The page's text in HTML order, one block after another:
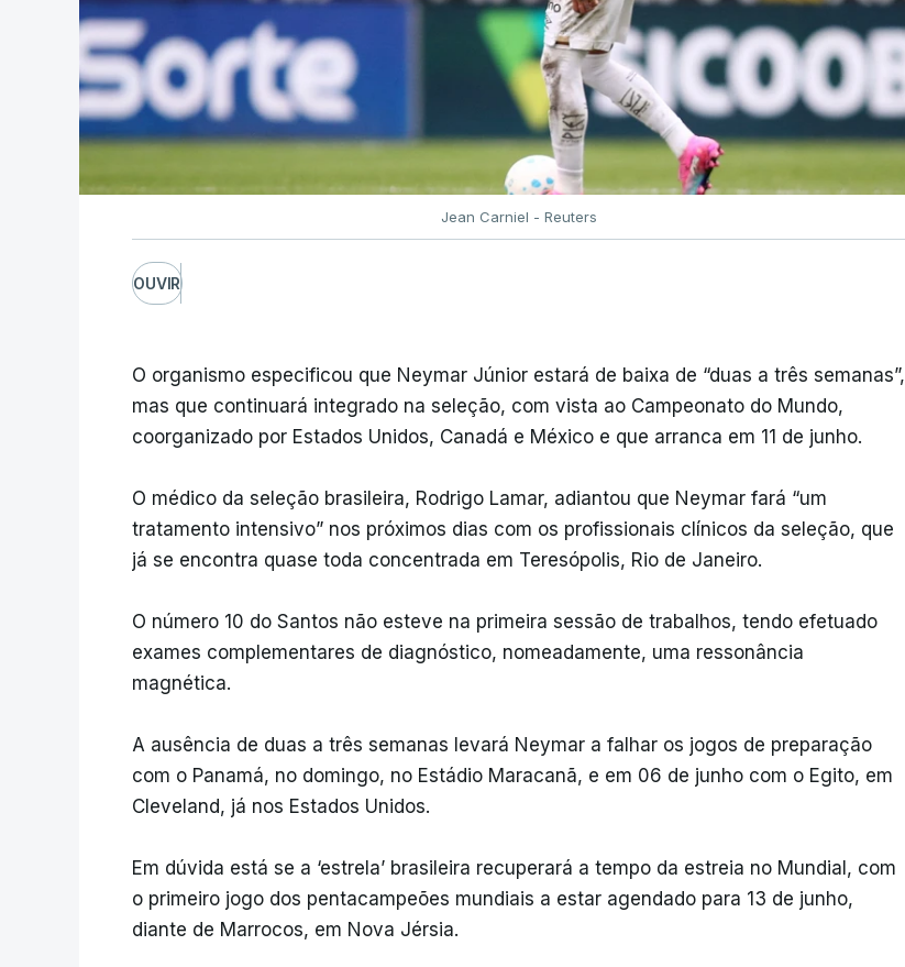
Jean Carniel - Reuters
OUVIR
O organismo especificou que Neymar Júnior estará de baixa de “duas a três semanas”,
mas que continuará integrado na seleção, com vista ao Campeonato do Mundo,
coorganizado por Estados Unidos, Canadá e México e que arranca em 11 de junho.
O médico da seleção brasileira, Rodrigo Lamar, adiantou que Neymar fará “um
tratamento intensivo” nos próximos dias com os profissionais clínicos da seleção, que
já se encontra quase toda concentrada em Teresópolis, Rio de Janeiro.
O número 10 do Santos não esteve na primeira sessão de trabalhos, tendo efetuado
exames complementares de diagnóstico, nomeadamente, uma ressonância
magnética.
A ausência de duas a três semanas levará Neymar a falhar os jogos de preparação
com o Panamá, no domingo, no Estádio Maracanã, e em 06 de junho com o Egito, em
Cleveland, já nos Estados Unidos.
Em dúvida está se a ‘estrela’ brasileira recuperará a tempo da estreia no Mundial, com
o primeiro jogo dos pentacampeões mundiais a estar agendado para 13 de junho,
diante de Marrocos, em Nova Jérsia.